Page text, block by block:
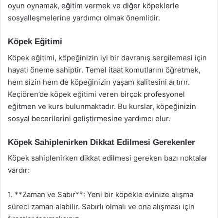
oyun oynamak, eğitim vermek ve diğer köpeklerle
sosyalleşmelerine yardımcı olmak önemlidir.
Köpek Eğitimi
Köpek eğitimi, köpeğinizin iyi bir davranış sergilemesi için
hayati öneme sahiptir. Temel itaat komutlarını öğretmek,
hem sizin hem de köpeğinizin yaşam kalitesini artırır.
Keçiören’de köpek eğitimi veren birçok profesyonel
eğitmen ve kurs bulunmaktadır. Bu kurslar, köpeğinizin
sosyal becerilerini geliştirmesine yardımcı olur.
Köpek Sahiplenirken Dikkat Edilmesi Gerekenler
Köpek sahiplenirken dikkat edilmesi gereken bazı noktalar
vardır:
1. **Zaman ve Sabır**: Yeni bir köpekle evinize alışma
süreci zaman alabilir. Sabırlı olmalı ve ona alışması için